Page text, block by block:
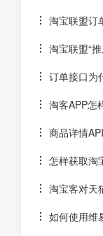
淘宝联盟订
淘宝联盟“
订单接口为
淘客APP怎
商品详情
怎样获取淘
淘宝客对天
如何使用维